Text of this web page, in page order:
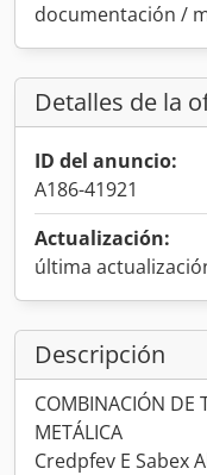
documentación /
Detalles de la
ID del anuncio:
A186-41921
Actualización:
última
Descripción
COMBINACIÓN DE
METÁLICA
Credpfev E Sabex